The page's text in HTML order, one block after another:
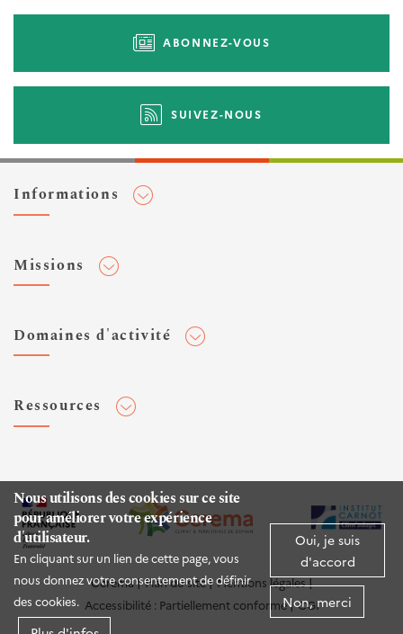
Nous utilisons des cookies sur ce site
pour améliorer votre expérience
d'utilisateur.
En cliquant sur un lien de cette page, vous
nous donnez votre consentement de définir
des cookies.
Oui, je suis
d'accord
Non, merci
ABONNEZ-VOUS
SUIVEZ-NOUS
Informations
Flux RSS
Veilles et newsletters
Expertises Territoires
Espace presse
Missions
Normalisation
Domaines d'activité
Infrastructures de transport
Environnement et risques
Mer et littoral
Ressources
Rapports d'étude
Publications HAL
Documentation routière (DTRF)
Logiciels & apps
Sites web
Cerema Plan du site
Mentions légales
Accessibilité : Partiellement conforme
CGI